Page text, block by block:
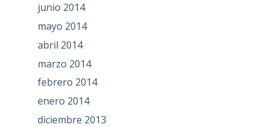
junio 2014
mayo 2014
abril 2014
marzo 2014
febrero 2014
enero 2014
diciembre 2013